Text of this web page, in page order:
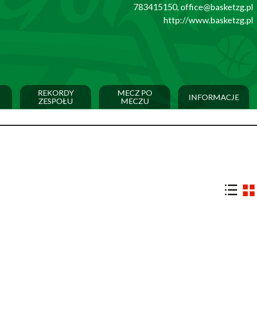
783415150, office@basketzg.pl
http://www.basketzg.pl
REKORDY
ZESPOŁU
MECZ PO
MECZU
INFORMACJE